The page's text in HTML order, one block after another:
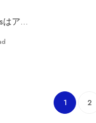
はア…
1 2